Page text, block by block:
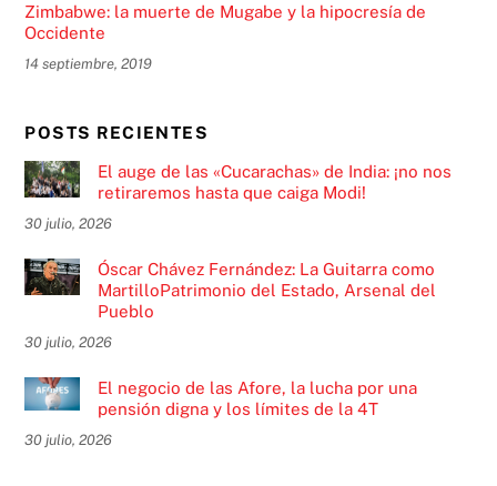
Zimbabwe: la muerte de Mugabe y la hipocresía de
Occidente
14 septiembre, 2019
POSTS RECIENTES
El auge de las «Cucarachas» de India: ¡no nos
retiraremos hasta que caiga Modi!
30 julio, 2026
Óscar Chávez Fernández: La Guitarra como
MartilloPatrimonio del Estado, Arsenal del
Pueblo
30 julio, 2026
El negocio de las Afore, la lucha por una
pensión digna y los límites de la 4T
30 julio, 2026